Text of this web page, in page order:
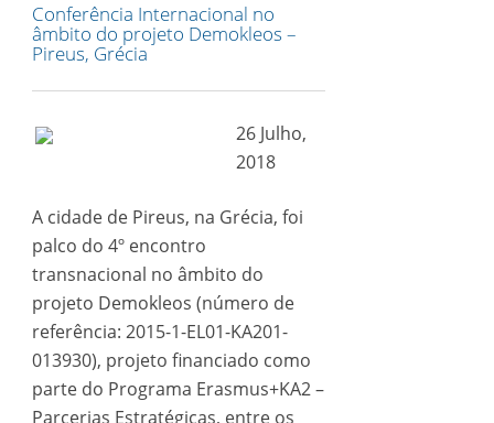
Conferência Internacional no
âmbito do projeto Demokleos –
Pireus, Grécia
26 Julho,
2018
A cidade de Pireus, na Grécia, foi
palco do 4º encontro
transnacional no âmbito do
projeto Demokleos (número de
referência: 2015-1-EL01-KA201-
013930), projeto financiado como
parte do Programa Erasmus+KA2 –
Parcerias Estratégicas, entre os